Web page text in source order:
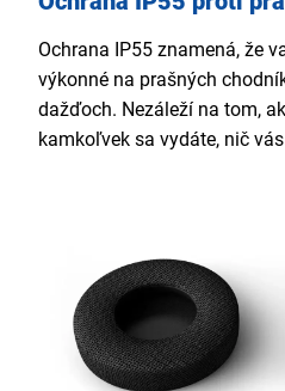
Ochrana IP55 znamená, že
výkonné na prašných
dažďoch. Nezáleží na tom,
kamkoľvek sa vydáte, nič